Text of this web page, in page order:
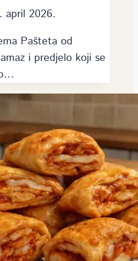
april 2026.
Pašteta od
i predjelo koji se